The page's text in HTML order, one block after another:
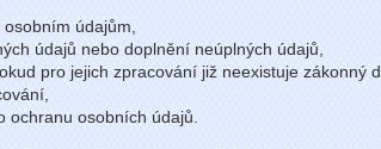
údajům,
údajů nebo doplnění neúplných údajů,
pro jejich zpracování již neexistuje zákonný
ochranu osobních údajů.